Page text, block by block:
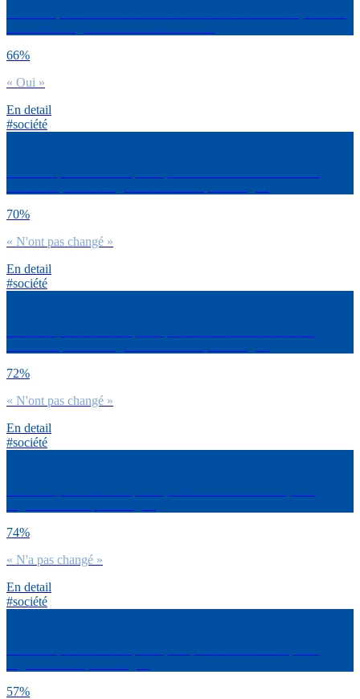
66%
« Oui »
En detail
#société
70%
« N'ont pas changé »
En detail
#société
72%
« N'ont pas changé »
En detail
#société
74%
« N'a pas changé »
En detail
#société
57%